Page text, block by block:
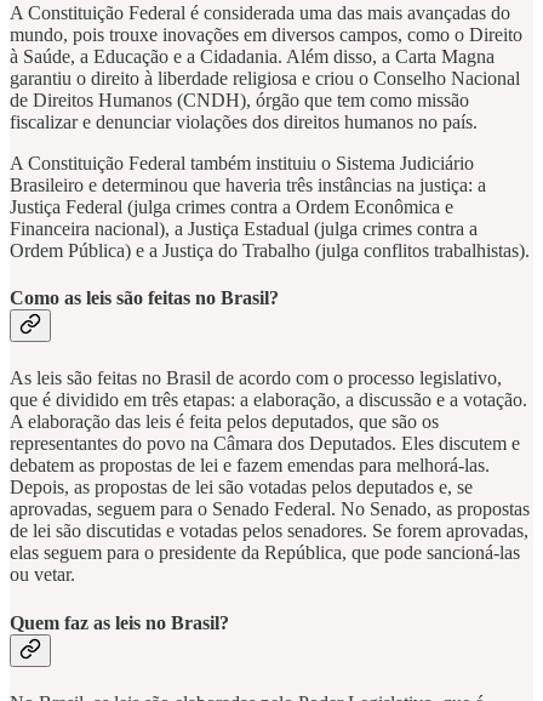
A Constituição Federal é considerada uma das mais avançadas do
mundo, pois trouxe inovações em diversos campos, como o Direito
à Saúde, a Educação e a Cidadania. Além disso, a Carta Magna
garantiu o direito à liberdade religiosa e criou o Conselho Nacional
de Direitos Humanos (CNDH), órgão que tem como missão
fiscalizar e denunciar violações dos direitos humanos no país.
A Constituição Federal também instituiu o Sistema Judiciário
Brasileiro e determinou que haveria três instâncias na justiça: a
Justiça Federal (julga crimes contra a Ordem Econômica e
Financeira nacional), a Justiça Estadual (julga crimes contra a
Ordem Pública) e a Justiça do Trabalho (julga conflitos trabalhistas).
Como as leis são feitas no Brasil?
As leis são feitas no Brasil de acordo com o processo legislativo,
que é dividido em três etapas: a elaboração, a discussão e a votação.
A elaboração das leis é feita pelos deputados, que são os
representantes do povo na Câmara dos Deputados. Eles discutem e
debatem as propostas de lei e fazem emendas para melhorá-las.
Depois, as propostas de lei são votadas pelos deputados e, se
aprovadas, seguem para o Senado Federal. No Senado, as propostas
de lei são discutidas e votadas pelos senadores. Se forem aprovadas,
elas seguem para o presidente da República, que pode sancioná-las
ou vetar.
Quem faz as leis no Brasil?